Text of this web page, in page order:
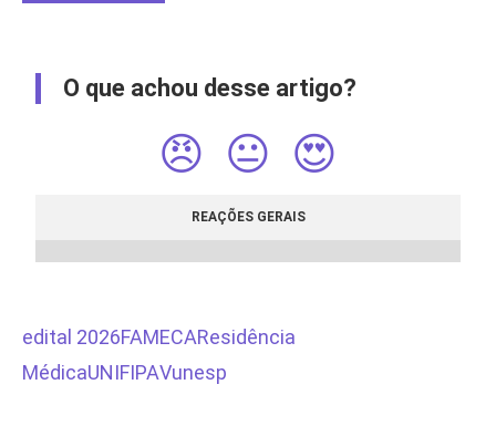
O que achou desse artigo?
😠 😐 😍
REAÇÕES GERAIS
edital 2026FAMECAResidência
MédicaUNIFIPAVunesp